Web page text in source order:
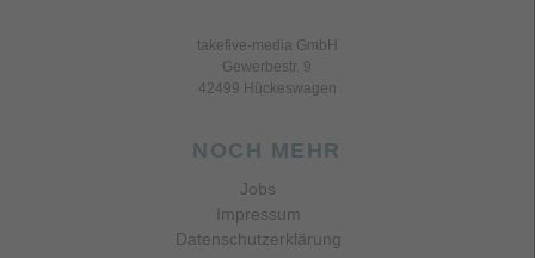
takefive-media GmbH
Gewerbestr. 9
42499 Hückeswagen
NOCH MEHR
Jobs
Impressum
Datenschutzerklärung